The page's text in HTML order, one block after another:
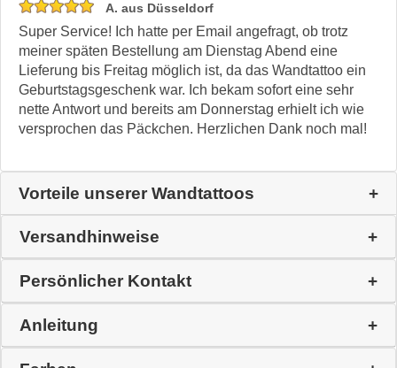
A. aus Düsseldorf
Super Service! Ich hatte per Email angefragt, ob trotz
meiner späten Bestellung am Dienstag Abend eine
Lieferung bis Freitag möglich ist, da das Wandtattoo ein
Geburtstagsgeschenk war. Ich bekam sofort eine sehr
nette Antwort und bereits am Donnerstag erhielt ich wie
versprochen das Päckchen. Herzlichen Dank noch mal!
Vorteile unserer Wandtattoos
Versandhinweise
Persönlicher Kontakt
Anleitung